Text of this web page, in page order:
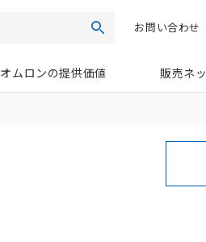
検索お問い合わせ
オムロンの提供価値 販売ネ